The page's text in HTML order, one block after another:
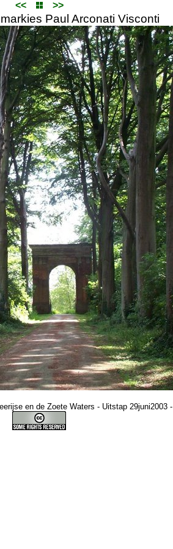
<< >>
Paul Arconati Visconti
en de Zoete Waters - Uitstap 29juni2003-